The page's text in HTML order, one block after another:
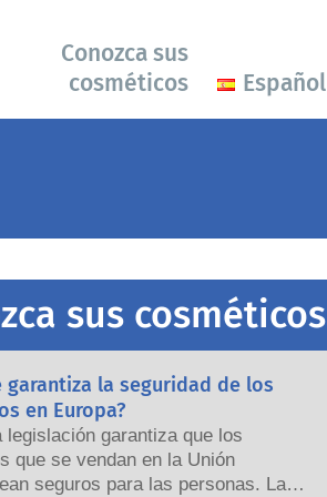
Conozca sus
cosméticos
Español
sus cosméticos
garantiza la seguridad de los
en Europa?
legislación garantiza que los
que se vendan en la Unión
seguros para las personas. Las